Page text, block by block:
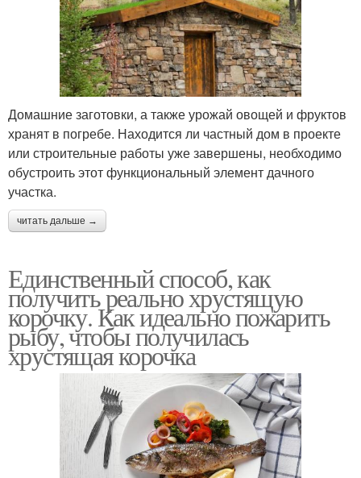
Домашние заготовки, а также урожай овощей и фруктов
хранят в погребе. Находится ли частный дом в проекте
или строительные работы уже завершены, необходимо
обустроить этот функциональный элемент дачного
участка.
читать дальше →
Единственный способ, как
получить реально хрустящую
корочку. Как идеально пожарить
рыбу, чтобы получилась
хрустящая корочка